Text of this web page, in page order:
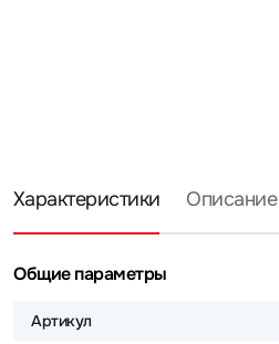
Характеристики Описание
Общие параметры
Артикул